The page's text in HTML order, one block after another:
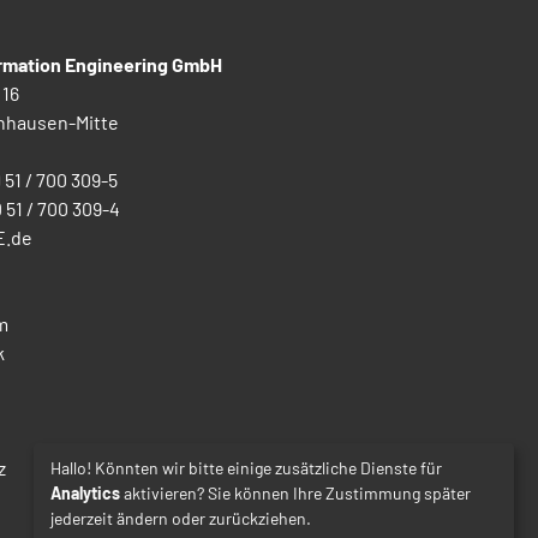
Engineering GmbH
Mitte
51 / 700 309-5
51 / 700 309-4
Hallo! Könnten wir bitte einige zusätzliche Dienste für
Analyticsaktivieren? Sie können Ihre Zustimmung später
jederzeit ändern oder zurückziehen.